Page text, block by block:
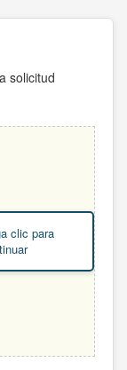
solicitud
clic para